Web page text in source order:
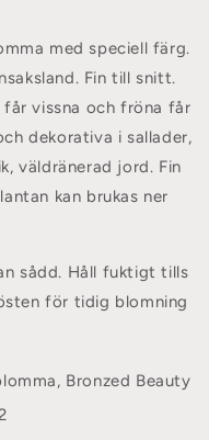
med speciell färg.
Fin till snitt.
får vissna och fröna får
dekorativa i sallader,
väldränerad jord. Fin
kan brukas ner
sådd. Håll fuktigt tills
för tidig blomning
Bronzed Beauty